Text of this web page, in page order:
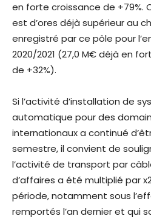
en forte croissance de
est d’ores déjà supérieur au
enregistré par ce pôle pour
2020/2021 (27,0 M€ déjà en
de +32%).
Si l’activité d’installation de
automatique pour des
internationaux a continué
semestre, il convient de
l’activité de transport par
d’affaires a été multiplié par
période, notamment sous
remportés l’an dernier et qui